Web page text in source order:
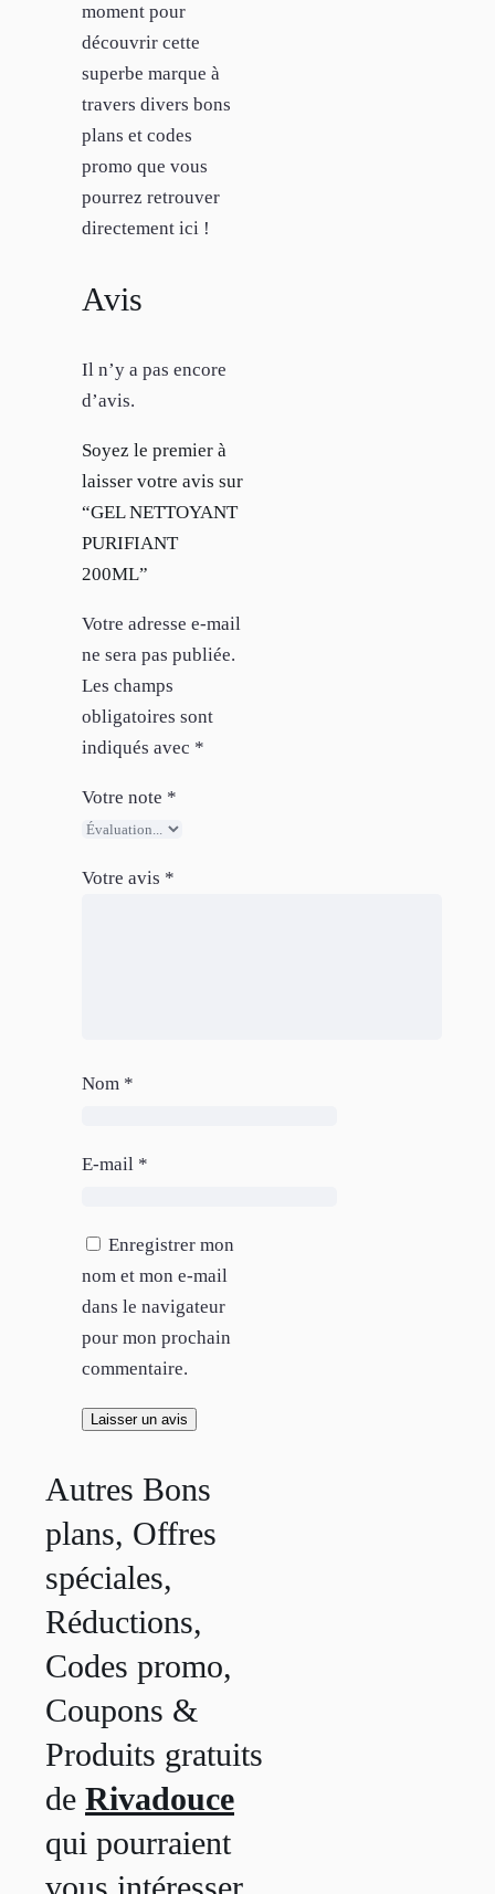
moment pour
découvrir cette
superbe marque à
travers divers bons
plans et codes
promo que vous
pourrez retrouver
directement ici !
Avis
Il n’y a pas encore
d’avis.
Soyez le premier à
laisser votre avis sur
“GEL NETTOYANT
PURIFIANT
200ML”
Votre adresse e-mail
ne sera pas publiée.
Les champs
obligatoires sont
indiqués avec *
Votre note *
Votre avis *
Nom *
E-mail *
Enregistrer mon
nom et mon e-mail
dans le navigateur
pour mon prochain
commentaire.
Autres Bons
plans, Offres
spéciales,
Réductions,
Codes promo,
Coupons &
Produits gratuits
de Rivadouce
qui pourraient